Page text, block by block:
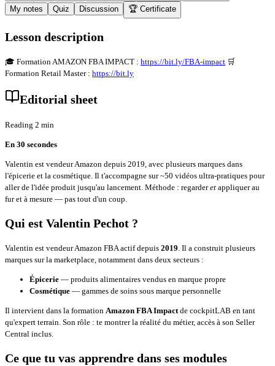
My notes
Quiz Discussion 🏆 Certificate
Lesson description
🎓 Formation AMAZON FBA IMPACT : https://bit.ly/FBA-impact 🛒
Formation Retail Master : https://bit.ly
Editorial sheet
Reading 2 min
En 30 secondes
Valentin est vendeur Amazon depuis 2019, avec plusieurs marques dans
l'épicerie et la cosmétique. Il t'accompagne sur ~50 vidéos ultra-pratiques pour
aller de l'idée produit jusqu'au lancement. Méthode : regarderet appliquer au
fur et à mesure — pas tout d'un coup.
Qui est Valentin Pechot ?
Valentin est vendeur Amazon FBA actif depuis 2019 . Il a construit plusieurs
marques sur la marketplace, notamment dans deux secteurs :
Épicerie — produits alimentaires vendus en marque propre
Cosmétique — gammes de soins sous marque personnelle
Il intervient dans la formation Amazon FBA Impact de cockpitLAB en tant
qu'expert terrain. Son rôle : te montrer la réalité du métier, accès à son Seller
Central inclus.
Ce que tu vas apprendre dans ses modules